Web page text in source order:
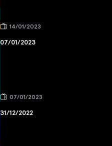
14/01/2023
07/01/2023
07/01/2023
31/12/2022